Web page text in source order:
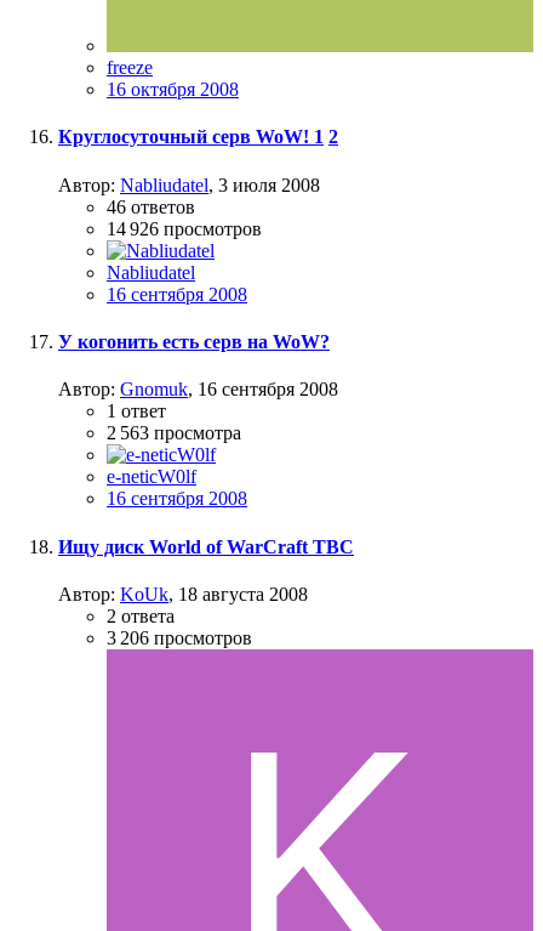
freeze
16 октября 2008
Круглосуточный серв WoW! 1 2
Автор: Nabliudatel, 3 июля 2008
46 ответов
14 926 просмотров
Nabliudatel
16 сентября 2008
У когонить есть серв на WoW?
Автор: Gnomuk, 16 сентября 2008
1 ответ
2 563 просмотра
e-neticW0lf
16 сентября 2008
Ищу диск World of WarCraft TBC
Автор: KoUk, 18 августа 2008
2 ответа
3 206 просмотров